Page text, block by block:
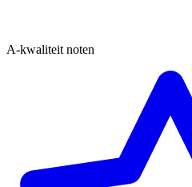
A-kwaliteit noten